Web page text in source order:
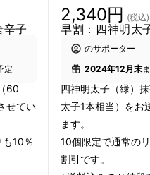
けてみたところ、斬
と、明太子の美味し
の風味が加わり、新
てきました。
ね、四神明太子が
辛子
定
60
せてい
10％
2,340円 (税込)
早割：四神明太
のサポーター
2024年12月末
四神明太子（緑）
太子1本相当）をお
ます。
10個限定で通常の
割引です。